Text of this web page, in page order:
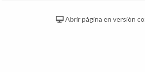
Abrir página en versión